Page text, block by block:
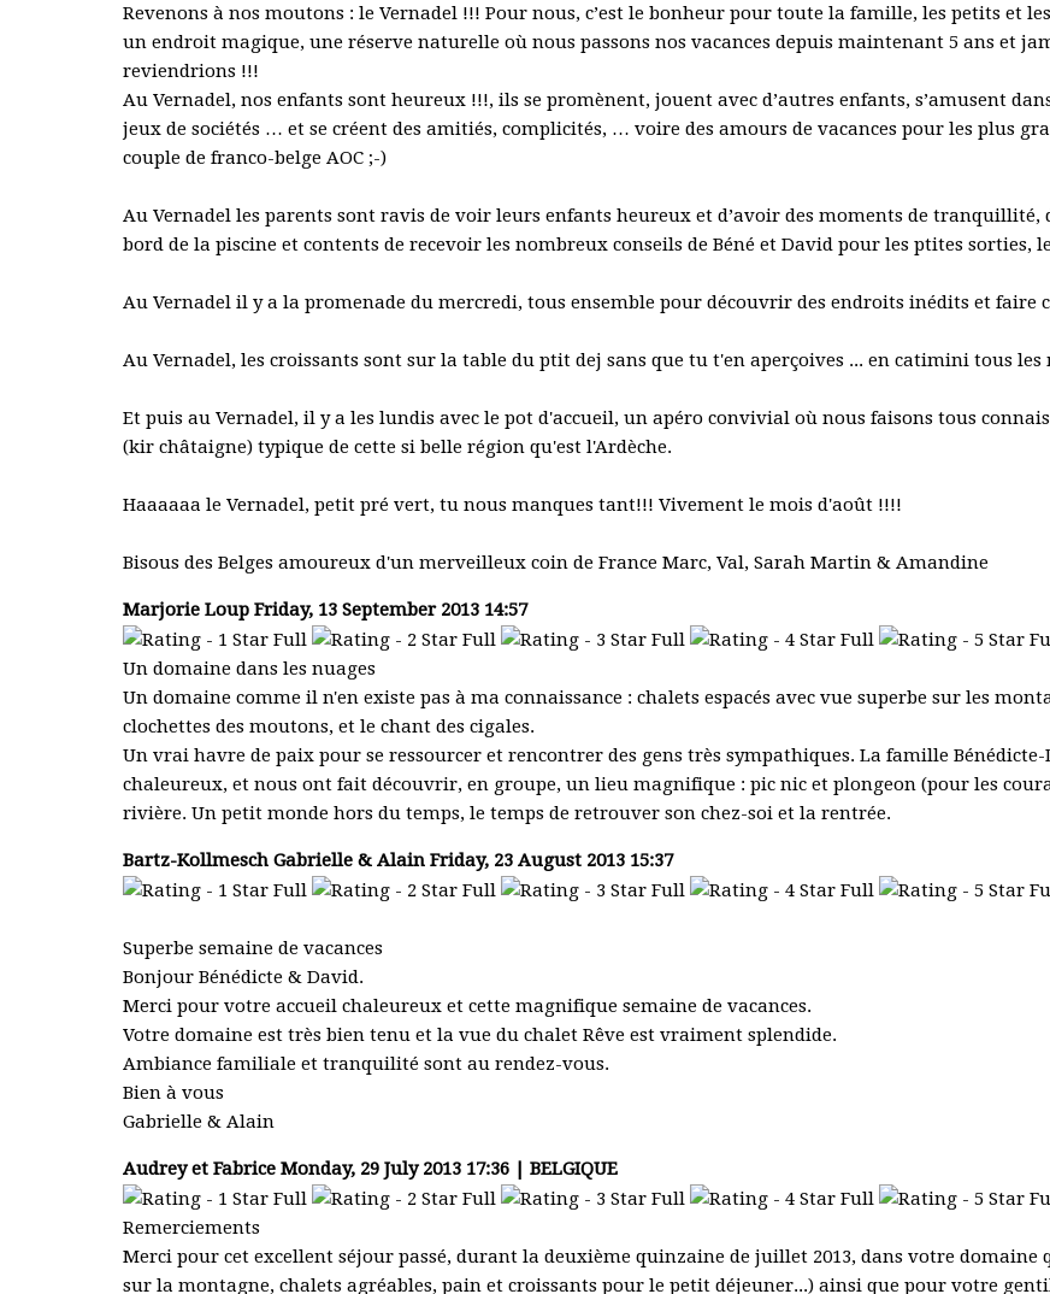
Revenons à nos moutons : le Vernadel !!! Pour nous, c’est le bonheur pour toute la famille, les petits et
un endroit magique, une réserve naturelle où nous passons nos vacances depuis maintenant 5 ans et
reviendrions !!!
Au Vernadel, nos enfants sont heureux !!!, ils se promènent, jouent avec d’autres enfants, s’amusent
jeux de sociétés … et se créent des amitiés, complicités, … voire des amours de vacances pour les plus
couple de franco-belge AOC ;-)
Au Vernadel les parents sont ravis de voir leurs enfants heureux et d’avoir des moments de tranquillité,
bord de la piscine et contents de recevoir les nombreux conseils de Béné et David pour les ptites sorties,
Au Vernadel il y a la promenade du mercredi, tous ensemble pour découvrir des endroits inédits et faire
Au Vernadel, les croissants sont sur la table du ptit dej sans que tu t'en aperçoives ... en catimini tous les
Et puis au Vernadel, il y a les lundis avec le pot d'accueil, un apéro convivial où nous faisons tous
(kir châtaigne) typique de cette si belle région qu'est l'Ardèche.
Haaaaaa le Vernadel, petit pré vert, tu nous manques tant!!! Vivement le mois d'août !!!!
Bisous des Belges amoureux d'un merveilleux coin de France Marc, Val, Sarah Martin & Amandine
Marjorie Loup Friday, 13 September 2013 14:57
Un domaine dans les nuages
Un domaine comme il n'en existe pas à ma connaissance : chalets espacés avec vue superbe sur les
clochettes des moutons, et le chant des cigales.
Un vrai havre de paix pour se ressourcer et rencontrer des gens très sympathiques. La famille
chaleureux, et nous ont fait découvrir, en groupe, un lieu magnifique : pic nic et plongeon (pour les
rivière. Un petit monde hors du temps, le temps de retrouver son chez-soi et la rentrée.
Bartz-Kollmesch Gabrielle & Alain Friday, 23 August 2013 15:37
Superbe semaine de vacances
Bonjour Bénédicte & David.
Merci pour votre accueil chaleureux et cette magnifique semaine de vacances.
Votre domaine est très bien tenu et la vue du chalet Rêve est vraiment splendide.
Ambiance familiale et tranquilité sont au rendez-vous.
Bien à vous
Gabrielle & Alain
Audrey et Fabrice Monday, 29 July 2013 17:36 | BELGIQUE
Remerciements
Merci pour cet excellent séjour passé, durant la deuxième quinzaine de juillet 2013, dans votre domaine
sur la montagne, chalets agréables, pain et croissants pour le petit déjeuner...) ainsi que pour votre